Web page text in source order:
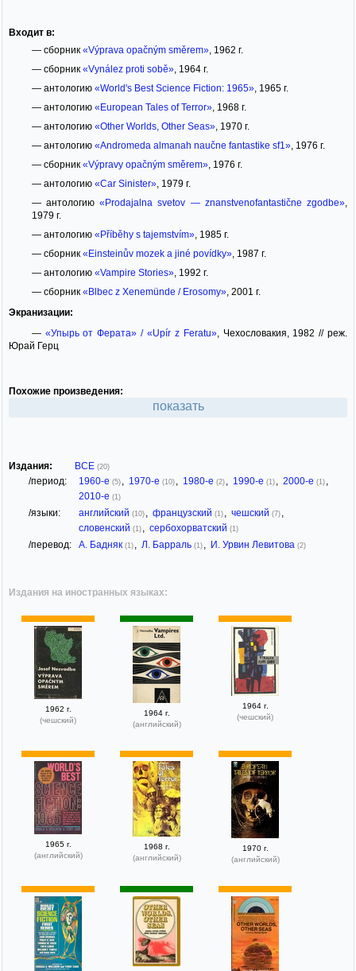
Входит в:
— сборник «Výprava opačným směrem», 1962 г.
— сборник «Vynález proti sobě», 1964 г.
— антологию «World's Best Science Fiction: 1965», 1965 г.
— антологию «European Tales of Terror», 1968 г.
— антологию «Other Worlds, Other Seas», 1970 г.
— антологию «Andromeda almanah naučne fantastike sf1», 1976 г.
— сборник «Výpravy opačným směrem», 1976 г.
— антологию «Car Sinister», 1979 г.
— антологию«Prodajalna svetov — znanstvenofantastične zgodbe»
1979 г.
— антологию «Příběhy s tajemstvím», 1985 г.
— сборник «Einsteinův mozek a jiné povídky», 1987 г.
— антологию «Vampire Stories», 1992 г.
— сборник «Blbec z Xenemünde / Erosomy», 2001 г.
Экранизации:
— «Упырь от Ферата» / «Upír z Feratu», Чехословакия, 1982 // реж.
Юрай Герц
Похожие произведения:
показать
Издания: ВСЕ (20)
/период: 1960-е (5) , 1970-е (10) , 1980-е (2) , 1990-е (1) , 2000-е (1) ,
2010-е (1)
/языки: английский (10) , французский (1) , чешский (7) ,
словенский (1) , сербохорватский (1)
/перевод: А. Бадняк (1) , Л. Барраль (1) , И. Урвин Левитова (2)
Издания на иностранных языках:
1962 г.
(чешский)
1964 г.
(английский)
1964 г.
(чешский)
1965 г.
(английский)
1968 г.
(английский)
1970 г.
(английский)